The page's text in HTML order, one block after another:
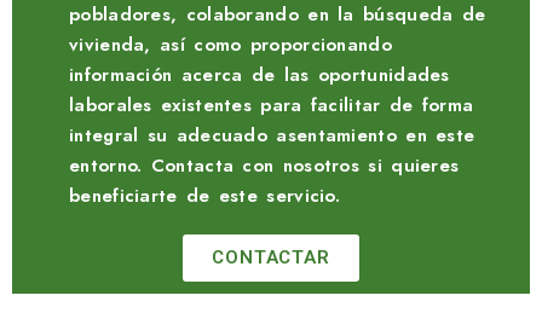
pobladores, colaborando en la búsqueda de
vivienda, así como proporcionando
información acerca de las oportunidades
laborales existentes para facilitar de forma
integral su adecuado asentamiento en este
entorno. Contacta con nosotros si quieres
beneficiarte de este servicio.
CONTACTAR